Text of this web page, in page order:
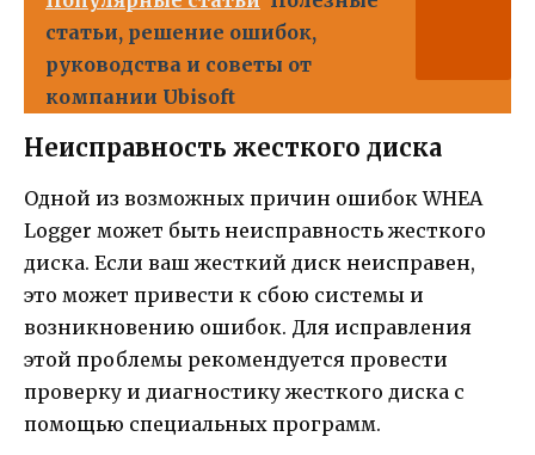
статьи, решение ошибок,
руководства и советы от
компании Ubisoft
Неисправность жесткого диска
Одной из возможных причин ошибок WHEA
Logger может быть неисправность жесткого
диска. Если ваш жесткий диск неисправен,
это может привести к сбою системы и
возникновению ошибок. Для исправления
этой проблемы рекомендуется провести
проверку и диагностику жесткого диска с
помощью специальных программ.